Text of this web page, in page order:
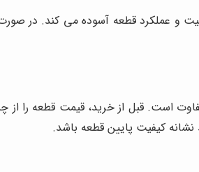
و عملکرد قطعه آسوده می کند. در
است. قبل از خرید، قیمت قطعه را از
نشانه کیفیت پایین قطعه باشد.